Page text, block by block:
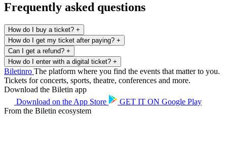
Frequently asked questions
How do I buy a ticket? +
How do I get my ticket after paying? +
Can I get a refund? +
How do I enter with a digital ticket? +
Biletinro The platform where you find the events that matter to you.
Tickets for concerts, sports, theatre, conferences and more.
Download the Biletin app
Download on the App Store GET IT ON Google Play
From the Biletin ecosystem